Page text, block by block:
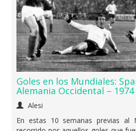
Goles en los Mundiales:
Alemania Occidental – 1974
Alesi
En estas 10 semanas previas al